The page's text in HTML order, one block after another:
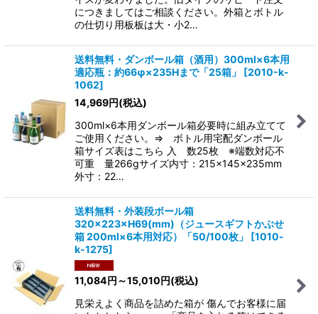
につきましてはご相談ください。外箱とボトル
の仕切り用板板は大・小2…
送料無料・ダンボール箱（酒用）300ml×6本用
適応瓶：約66φ×235Hまで「25箱」
[2010-k-
1062]
14,969円(税込)
300ml×6本用ダンボール箱必要時に組み立てて
ご使用ください。⇒ ボトル用宅配ダンボール
箱サイズ表はこちら 入 数25枚 ※端数対応不
可重 量266gサイズ内寸：215×145×235mm
外寸：22…
送料無料・外装段ボール箱
320×223×H69(mm)（ジュースギフトかぶせ
箱 200ml×6本用対応）「50/100枚」
[1010-
k-1275]
11,084円 ～15,010円(税込)
見栄えよく商品を詰めた箱が 傷んでお客様に届